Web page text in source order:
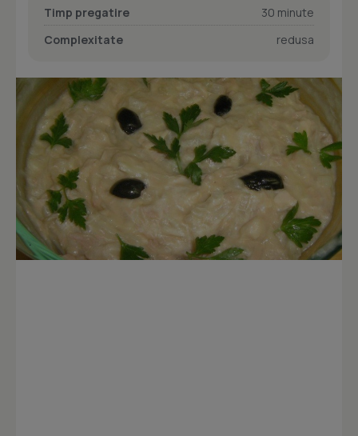
Timp pregatire
30 minute
Complexitate
redusa